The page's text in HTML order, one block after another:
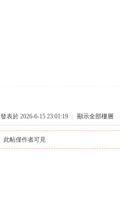
發表於 2026-6-15 23:01:19 顯示全部樓層
此帖僅作者可見